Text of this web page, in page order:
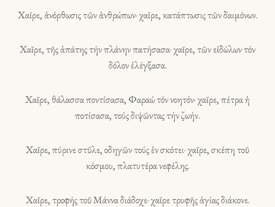
Χαῖρε, ἀνόρθωσις τῶν ἀνθρώπων· χαῖρε, κατάπτωσις τῶν δαιμόνων.
Χαῖρε, τῆς ἀπάτης τήν πλάνην πατήσασα· χαῖρε, τῶν εἰδώλων τόν
δόλον ἐλέγξασα.
Χαῖρε, θάλασσα ποντίσασα, Φαραώ τόν νοητόν· χαῖρε, πέτρα ἡ
ποτίσασα, τούς διψῶντας τήν ζωήν.
Χαῖρε, πύρινε στῦλε, οδηγῶν τούς ἐν σκότει· χαῖρε, σκέπη τοῦ
κόσμου, πλατυτέρα νεφέλης.
Χαῖρε, τροφής τοῦ Μάννα διάδοχε· χαῖρε τρυφῆς ἁγίας διάκονε.